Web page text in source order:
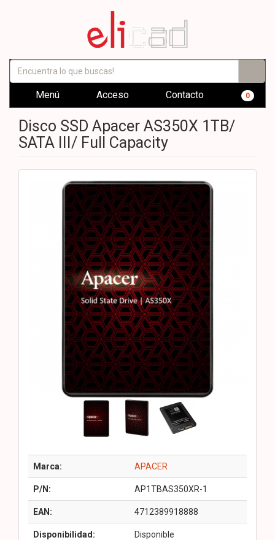
Menú Acceso Contacto 0
Disco SSD Apacer AS350X 1TB/
SATA III/ Full Capacity
Marca: APACER
P/N: AP1TBAS350XR-1
EAN: 4712389918888
Disponibilidad: Disponible